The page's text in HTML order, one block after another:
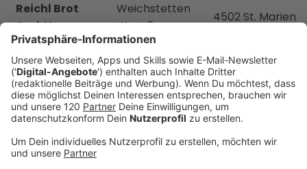
Reichl Brot
GmbH
Weichstetten
West 8
4502 St. Marien
Reisenberger
Thomas
Kirchschlag 50
4202
Schnaitl Leopold Tarsdorf 23
5121
Starzengruber
Elfriede
Haselbach 20 5280 Braunau/
Stehrer
Bachmühlgasse
4675 Weibern